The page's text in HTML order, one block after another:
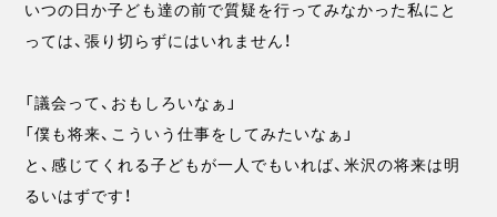
いつの日か子ども達の前で質疑を行ってみなかった私にと
っては、張り切らずにはいれません！
「議会って、おもしろいなぁ」
「僕も将来、こういう仕事をしてみたいなぁ」
と、感じてくれる子どもが一人でもいれば、米沢の将来は明
るいはずです！